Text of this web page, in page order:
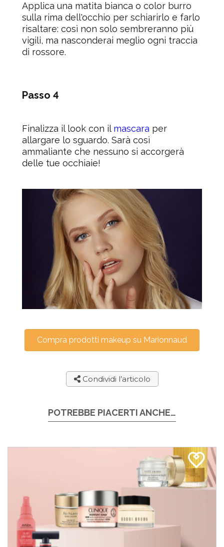
Applica una matita bianca o color burro
sulla rima dell'occhio per schiarirlo e farlo
risaltare: così non solo sembreranno più
vigili, ma nasconderai meglio ogni traccia
di rossore.
Passo 4
Finalizza il look con il mascara per
allargare lo sguardo. Sarà così
ammaliante che nessuno si accorgerà
delle tue occhiaie!
Compra prodotti makeup su Marionnaud
Condividi l’articolo
POTREBBE PIACERTI ANCHE…